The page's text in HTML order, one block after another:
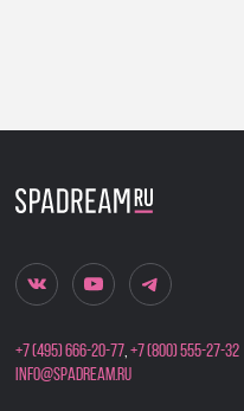
+7 (495) 666-20-77,+7 (800) 555-27-32
info@spadream.ru